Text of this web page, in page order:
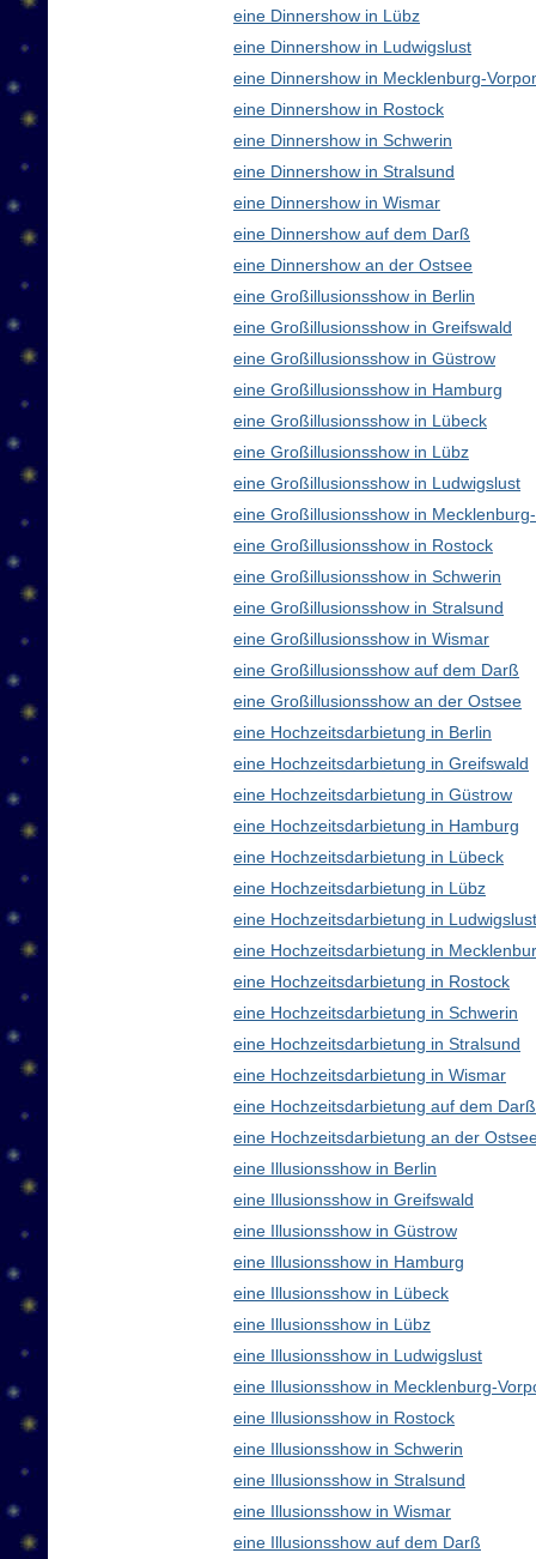
eine Dinnershow in Lübz
eine Dinnershow in Ludwigslust
eine Dinnershow in Mecklenburg-
eine Dinnershow in Rostock
eine Dinnershow in Schwerin
eine Dinnershow in Stralsund
eine Dinnershow in Wismar
eine Dinnershow auf dem Darß
eine Dinnershow an der Ostsee
eine Großillusionsshow in Berlin
eine Großillusionsshow in Greifswald
eine Großillusionsshow in Güstrow
eine Großillusionsshow in Hamburg
eine Großillusionsshow in Lübeck
eine Großillusionsshow in Lübz
eine Großillusionsshow in Ludwigslust
eine Großillusionsshow in
eine Großillusionsshow in Rostock
eine Großillusionsshow in Schwerin
eine Großillusionsshow in Stralsund
eine Großillusionsshow in Wismar
eine Großillusionsshow auf dem Darß
eine Großillusionsshow an der Ostsee
eine Hochzeitsdarbietung in Berlin
eine Hochzeitsdarbietung in Greifswald
eine Hochzeitsdarbietung in Güstrow
eine Hochzeitsdarbietung in Hamburg
eine Hochzeitsdarbietung in Lübeck
eine Hochzeitsdarbietung in Lübz
eine Hochzeitsdarbietung in Ludwigslust
eine Hochzeitsdarbietung in
eine Hochzeitsdarbietung in Rostock
eine Hochzeitsdarbietung in Schwerin
eine Hochzeitsdarbietung in Stralsund
eine Hochzeitsdarbietung in Wismar
eine Hochzeitsdarbietung auf dem Darß
eine Hochzeitsdarbietung an der
eine Illusionsshow in Berlin
eine Illusionsshow in Greifswald
eine Illusionsshow in Güstrow
eine Illusionsshow in Hamburg
eine Illusionsshow in Lübeck
eine Illusionsshow in Lübz
eine Illusionsshow in Ludwigslust
eine Illusionsshow in Mecklenburg-
eine Illusionsshow in Rostock
eine Illusionsshow in Schwerin
eine Illusionsshow in Stralsund
eine Illusionsshow in Wismar
eine Illusionsshow auf dem Darß